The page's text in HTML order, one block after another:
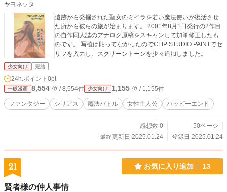
ヤヨネッタ
遺跡から発掘された聖女のミイラを若い魔法使いが復活させ
た所から彼らの旅が始まります。 2001年8月1日発行の2作目
の自作同人誌のアナログ原稿をスキャンして加筆修正したも
のです。 写植は貼ってなかったのでCLIP STUDIO PAINTでセ
リフを入力し、スクリーントーンを少々追加しました。
少女向け 完結
24h.ポイント 0pt
一般漫画 8,554 位 / 8,554件 少女向け 1,155 位 / 1,155件
ファンタジー シリアス 魔法バトル 女性主人公 ハッピーエンド
感想数 0
50ページ
最終更新日 2025.01.24
登録日 2025.01.24
21 お気に入り追加 13
賢者様の仲人事情